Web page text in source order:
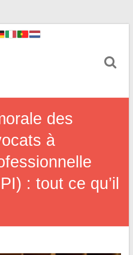
des
à
: tout ce qu’il